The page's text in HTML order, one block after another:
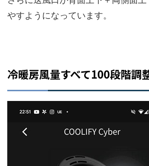
やすようになっています。
冷暖房風量すべて100段階調